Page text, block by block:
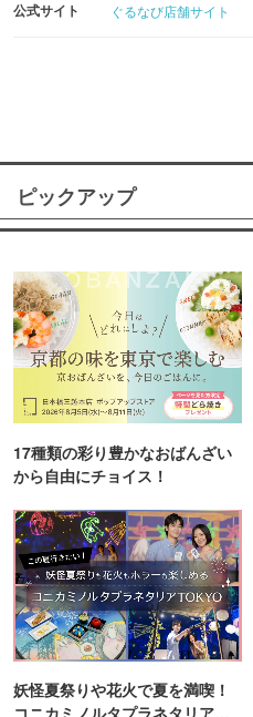
公式サイト ぐるなび店舗サイト
ピックアップ
17種類の彩り豊かなおばんざい
から自由にチョイス！
妖怪夏祭りや花火で夏を満喫！